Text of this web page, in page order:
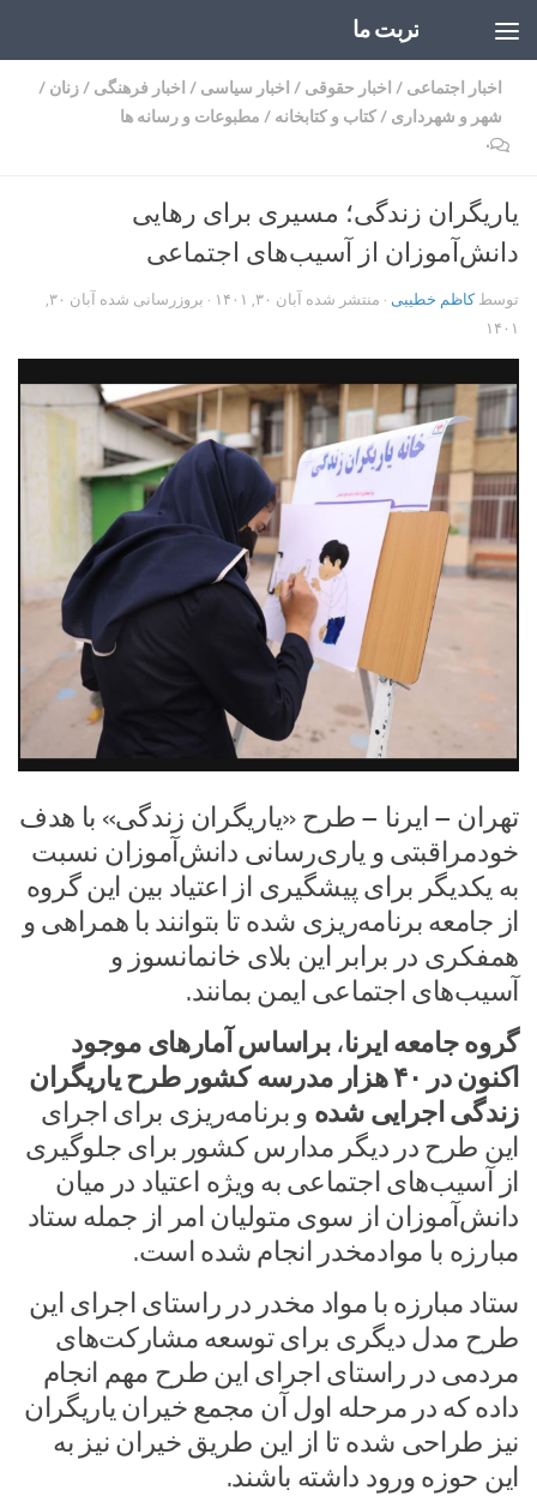
تربت ما
اخبار اجتماعی / اخبار حقوقی / اخبار سیاسی / اخبار فرهنگی /زنان /
شهر و شهرداری /کتاب و کتابخانه / مطبوعات و رسانه ها
۰
یاریگران زندگی؛ مسیری برای رهایی
دانش‌آموزان از آسیب‌های اجتماعی
توسطکاظم خطیبی · منتشر شده آبان ۳۰, ۱۴۰۱ · بروزرسانی شده
آبان ۳۰,
۱۴۰۱
تهران – ایرنا – طرح «یاریگران زندگی» با هدف
خودمراقبتی و یاری‌رسانی دانش‌آموزان نسبت
به یکدیگر برای پیشگیری از اعتیاد بین این گروه
از جامعه برنامه‌ریزی شده تا بتوانند با همراهی و
همفکری در برابر این بلای خانمانسوز و
آسیب‌های اجتماعی ایمن بمانند.
گروه جامعه ایرنا، براساس آمارهای موجود
اکنون در ۴۰ هزار مدرسه کشور طرح یاریگران
زندگی اجرایی شده و برنامه‌ریزی برای اجرای
این طرح در دیگر مدارس کشور برای جلوگیری
از آسیب‌های اجتماعی به ویژه اعتیاد در میان
دانش‌آموزان از سوی متولیان امر از جمله ستاد
مبارزه با موادمخدر انجام شده است.
ستاد مبارزه با مواد مخدر در راستای اجرای این
طرح مدل دیگری برای توسعه مشارکت‌های
مردمی در راستای اجرای این طرح مهم انجام
داده که در مرحله اول آن مجمع خیران یاریگران
نیز طراحی شده تا از این طریق خیران نیز به
این حوزه ورود داشته باشند.